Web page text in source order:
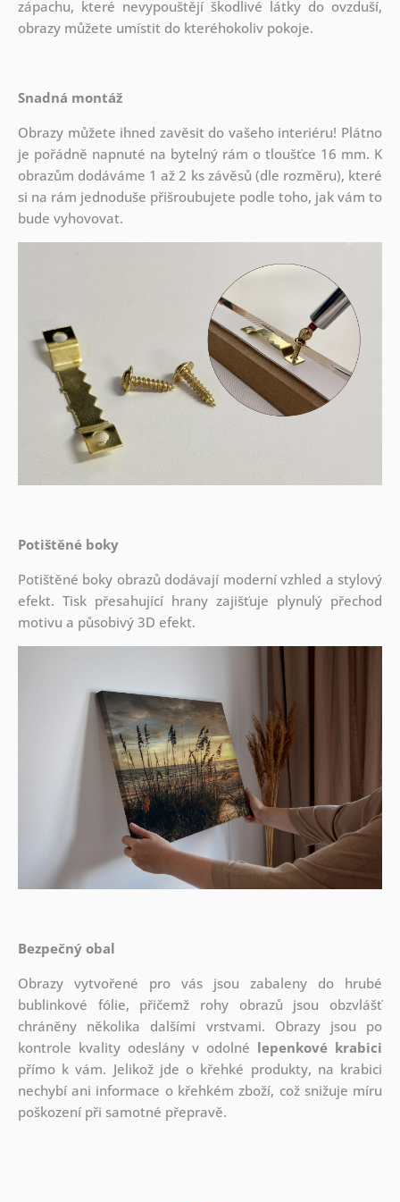
zápachu, které nevypouštějí škodlivé látky do ovzduší,
obrazy můžete umístit do kteréhokoliv pokoje.
Snadná montáž
Obrazy můžete ihned zavěsit do vašeho interiéru! Plátno
je pořádně napnuté na bytelný rám o tloušťce 16 mm. K
obrazům dodáváme 1 až 2 ks závěsů (dle rozměru), které
si na rám jednoduše přišroubujete podle toho, jak vám to
bude vyhovovat.
Potištěné boky
Potištěné boky obrazů dodávají moderní vzhled a stylový
efekt. Tisk přesahující hrany zajišťuje plynulý přechod
motivu a působivý 3D efekt.
Bezpečný obal
Obrazy vytvořené pro vás jsou zabaleny do hrubé
bublinkové fólie, přičemž rohy obrazů jsou obzvlášť
chráněny několika dalšími vrstvami. Obrazy jsou po
kontrole kvality odeslány v odolné lepenkové krabici
přímo k vám. Jelikož jde o křehké produkty, na krabici
nechybí ani informace o křehkém zboží, což snižuje míru
poškození při samotné přepravě.